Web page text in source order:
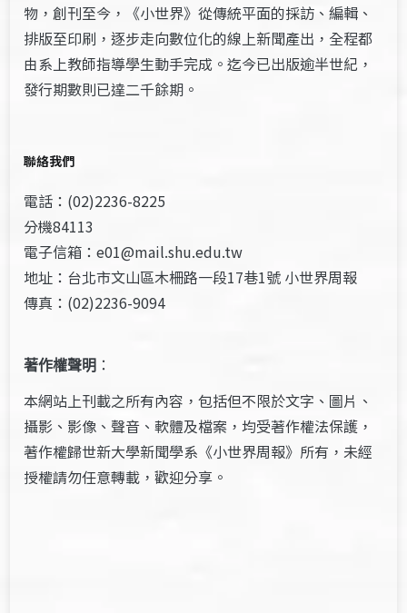
物，創刊至今，《小世界》從傳統平面的採訪、編輯、
排版至印刷，逐步走向數位化的線上新聞產出，全程都
由系上教師指導學生動手完成。迄今已出版逾半世紀，
發行期數則已達二千餘期。
聯絡我們
電話：(02)2236-8225
分機84113
電子信箱：e01@mail.shu.edu.tw
地址：台北市文山區木柵路一段17巷1號 小世界周報
傳真：(02)2236-9094
著作權聲明 ：
本網站上刊載之所有內容，包括但不限於文字、圖片、
攝影、影像、聲音、軟體及檔案，均受著作權法保護，
著作權歸世新大學新聞學系《小世界周報》所有，未經
授權請勿任意轉載，歡迎分享。